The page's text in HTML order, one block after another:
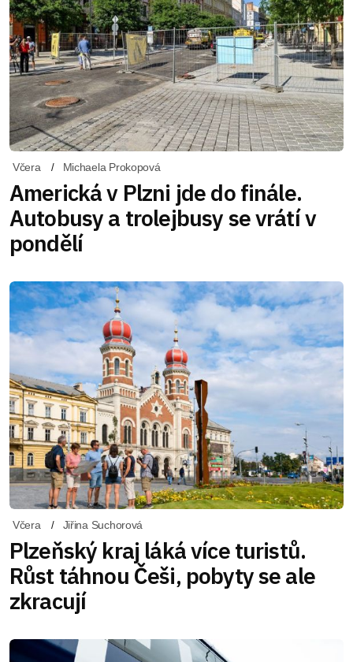
Včera Michaela Prokopová
Americká v Plzni jde do finále.
Autobusy a trolejbusy se vrátí v
pondělí
Včera Jiřina Suchorová
Plzeňský kraj láká více turistů.
Růst táhnou Češi, pobyty se ale
zkracují